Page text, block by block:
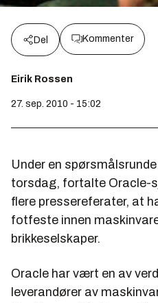
Del Kommenter
Eirik Rossen
27. sep. 2010 - 15:02
Under en
torsdag, fortalte Oracle-
flere pressereferater, at
fotfeste innen
brikkeselskaper.
Oracle har vært en av
leverandører av